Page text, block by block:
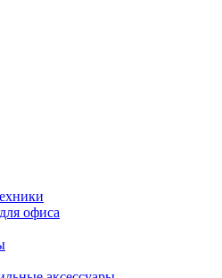
офиса